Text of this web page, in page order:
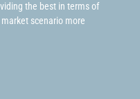
the best in terms of
scenario more